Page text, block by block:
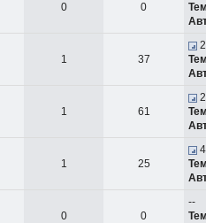
0 0
1 37
1 61
1 25
0 0
--